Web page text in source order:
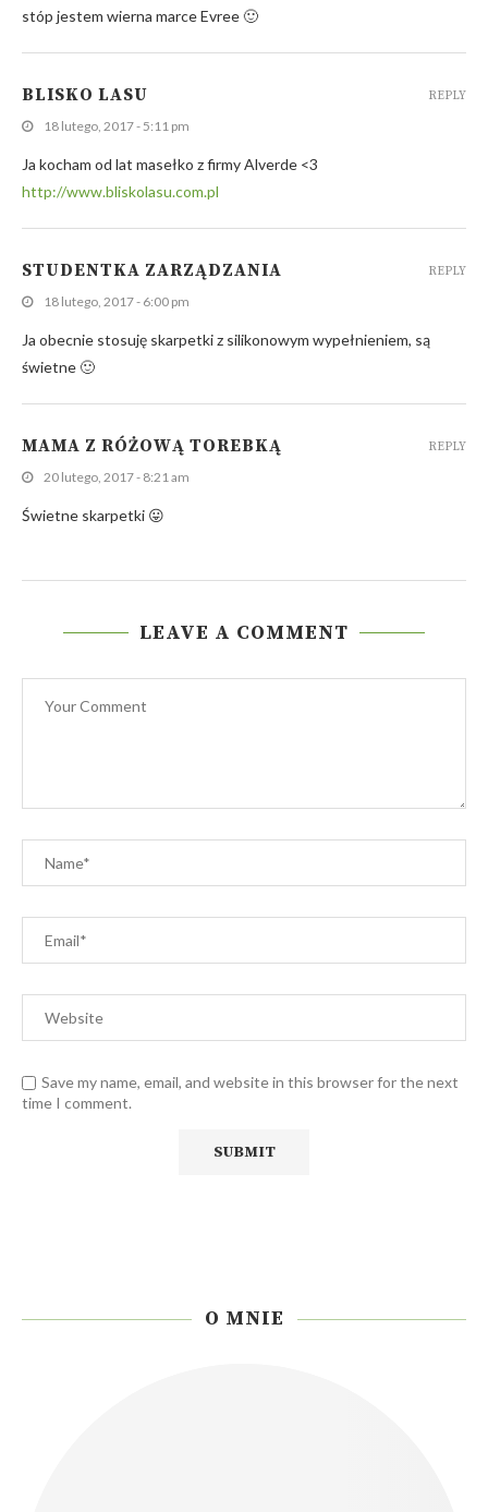
stóp jestem wierna marce Evree 🙂
BLISKO LASU
18 lutego, 2017 - 5:11 pm
Ja kocham od lat masełko z firmy Alverde <3
http://www.bliskolasu.com.pl
REPLY
STUDENTKA ZARZĄDZANIA
18 lutego, 2017 - 6:00 pm
Ja obecnie stosuję skarpetki z silikonowym wypełnieniem, są
świetne 🙂
REPLY
MAMA Z RÓŻOWĄ TOREBKĄ
20 lutego, 2017 - 8:21 am
Świetne skarpetki 😛
REPLY
LEAVE A COMMENT
Save my name, email, and website in this browser for the next
time I comment.
O MNIE